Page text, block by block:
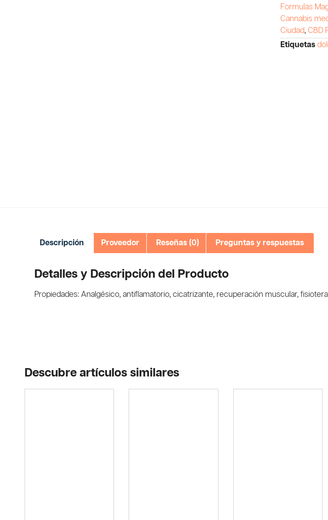
Formulas
Cannabis
Ciudad,CBD
Etiquetas
Descripción Proveedor Reseñas (0) Preguntas y respuestas
Detalles y Descripción del Producto
Propiedades: Analgésico, antiflamatorio, cicatrizante, recuperación muscular,
Descubre artículos similares